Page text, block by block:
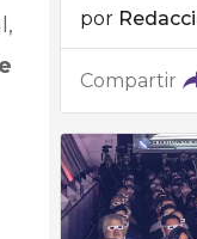
por
Compartir